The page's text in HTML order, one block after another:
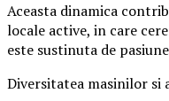
Aceasta dinamica
locale active, in care
este sustinuta de
Diversitatea masinilor si